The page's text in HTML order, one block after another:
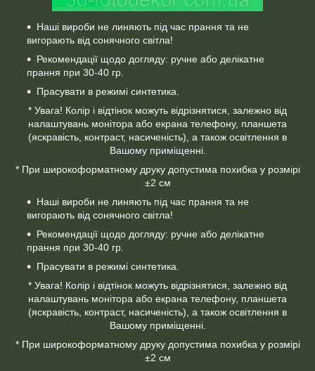
Наші вироби не линяють під час прання та не
вигорають від сонячного світла!
Рекомендації щодо догляду: ручне або делікатне
прання при 30-40 гр.
Прасувати в режимі синтетика.
* Увага! Колір і відтінок можуть відрізнятися, залежно від
налаштувань монітора або екрана телефону, планшета
(яскравість, контраст, насиченість), а також освітлення в
Вашому приміщенні.
* При широкоформатному друку допустима похибка у розмірі
±2 см
Наші вироби не линяють під час прання та не
вигорають від сонячного світла!
Рекомендації щодо догляду: ручне або делікатне
прання при 30-40 гр.
Прасувати в режимі синтетика.
* Увага! Колір і відтінок можуть відрізнятися, залежно від
налаштувань монітора або екрана телефону, планшета
(яскравість, контраст, насиченість), а також освітлення в
Вашому приміщенні.
* При широкоформатному друку допустима похибка у розмірі
±2 см